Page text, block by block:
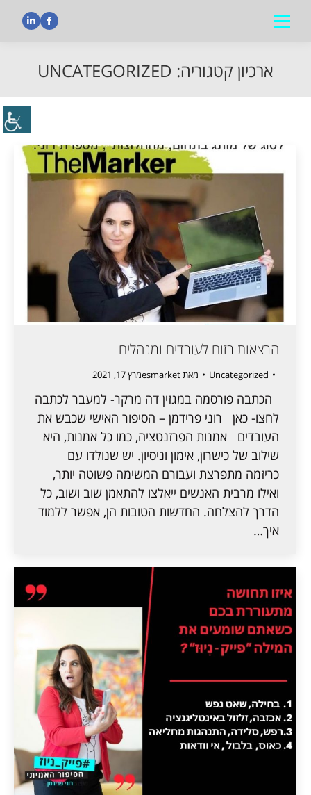
ארכיון קטגוריה: UNCATEGORIZED
הרצאות בזום לעובדים ומנהלים
Uncategorized מאת esmarketמרץ 17, 2021
הכתבה פורסמה במגזין דה מרקר- למעבר לכתבה
לחצו- כאן רוני פרידמן – הסיפור האישי שכבש את
העובדים אמנות הפרזנטציה, כמו כל אמנות, היא
שילוב של כישרון, אימון וניסיון. יש שנולדו עם
כריזמה מתפרצת ועבורם המשימה פשוטה יותר,
ואילו מרבית האנשים ייאלצו להתאמן שוב ושוב, כל
הדרך להצלחה. החדשות הטובות הן, אפשר ללמוד
איך…